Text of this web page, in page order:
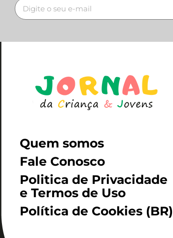
Quem somos
Fale Conosco
Politica de Privacidade
e Termos de Uso
Política de Cookies (BR)